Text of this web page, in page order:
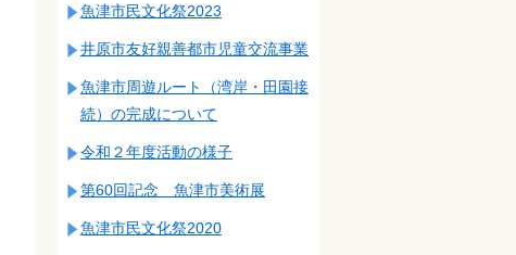
魚津市民文化祭2023
井原市友好親善都市児童交流事業
魚津市周遊ルート（湾岸・田園接
続）の完成について
令和２年度活動の様子
第60回記念 魚津市美術展
魚津市民文化祭2020